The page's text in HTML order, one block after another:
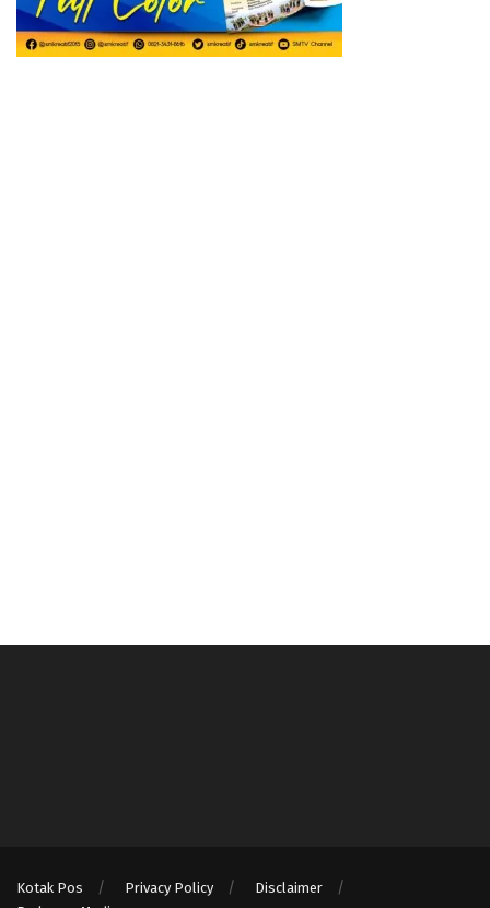
Kotak Pos Privacy Policy
Disclaimer